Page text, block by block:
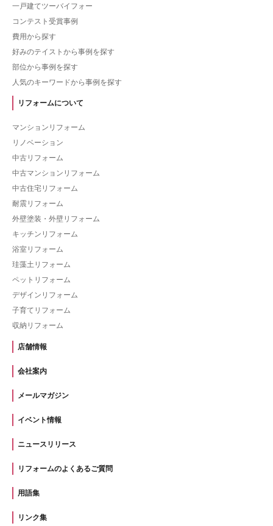
一戸建てツーバイフォー
コンテスト受賞事例
費用から探す
好みのテイストから事例を探す
部位から事例を探す
人気のキーワードから事例を探す
リフォームについて
マンションリフォーム
リノベーション
中古リフォーム
中古マンションリフォーム
中古住宅リフォーム
耐震リフォーム
外壁塗装・外壁リフォーム
キッチンリフォーム
浴室リフォーム
珪藻土リフォーム
ペットリフォーム
デザインリフォーム
子育てリフォーム
収納リフォーム
店舗情報
会社案内
メールマガジン
イベント情報
ニュースリリース
リフォームのよくあるご質問
用語集
リンク集